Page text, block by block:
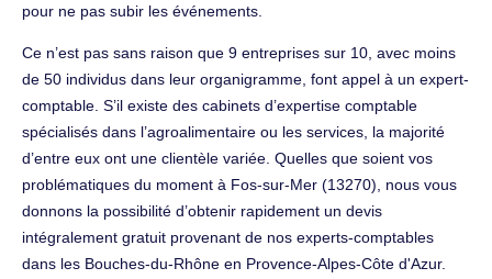
pour ne pas subir les événements.
Ce n’est pas sans raison que 9 entreprises sur 10, avec moins
de 50 individus dans leur organigramme, font appel à un expert-
comptable. S’il existe des cabinets d’expertise comptable
spécialisés dans l’agroalimentaire ou les services, la majorité
d’entre eux ont une clientèle variée. Quelles que soient vos
problématiques du moment à Fos-sur-Mer (13270), nous vous
donnons la possibilité d’obtenir rapidement un devis
intégralement gratuit provenant de nos experts-comptables
dans les Bouches-du-Rhône en Provence-Alpes-Côte d'Azur.